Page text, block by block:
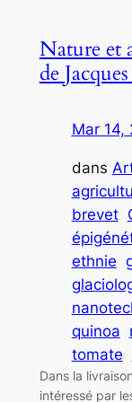
Nature et
de
Mar 14,
dans
brevet
ethnie
quinoa
tomate
Dans la
intéressé par